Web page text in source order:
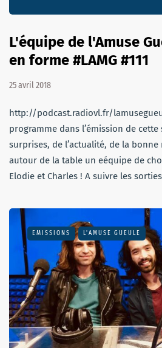
L'équipe de l'Amuse
en forme #LAMG #111
25 avril 2018
http://podcast.radiovl.fr/
programme dans l’émission de
surprises, de l’actualité, de la
autour de la table un eéquipe de
Elodie et Charles ! A suivre les
EMISSIONS L'AMUSE GUEULE